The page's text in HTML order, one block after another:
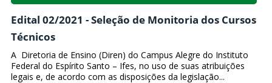
Edital 02/2021 - Seleção de Monitoria dos Cursos
Técnicos
A Diretoria de Ensino (Diren) do Campus Alegre do Instituto
Federal do Espírito Santo – Ifes, no uso de suas atribuições
legais e, de acordo com as disposições da legislação...